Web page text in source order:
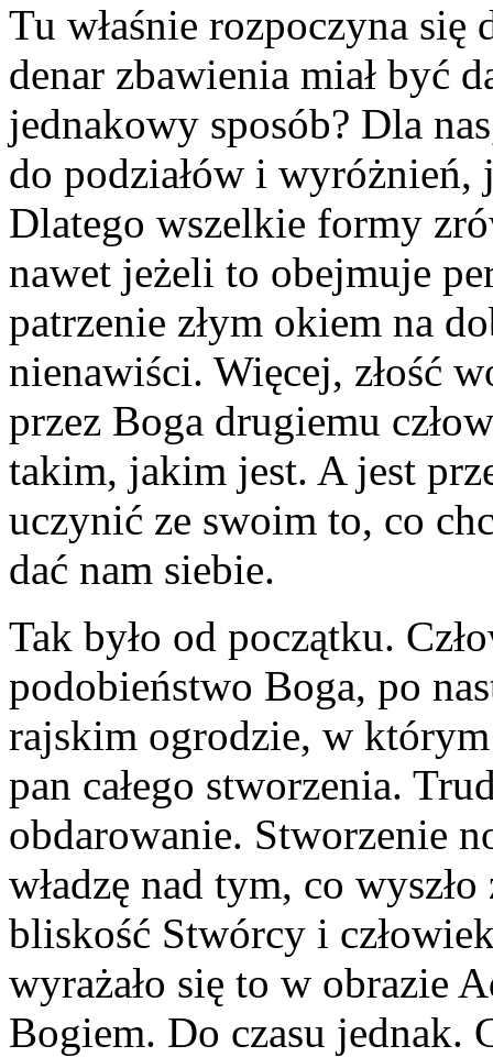
Tu właśnie rozpoczyna się
denar zbawienia miał być
jednakowy sposób? Dla
do podziałów i
Dlatego wszelkie formy
nawet jeżeli to obejmuje
patrzenie złym okiem na
nienawiści. Więcej, złość
przez Boga drugiemu
takim, jakim jest. A jest
uczynić ze swoim to, co
dać nam siebie.
Tak było od początku.
podobieństwo Boga, po
rajskim ogrodzie, w
pan całego stworzenia.
obdarowanie. Stworzenie
władzę nad tym, co
bliskość Stwórcy i
wyrażało się to w obrazie
Bogiem. Do czasu jednak.